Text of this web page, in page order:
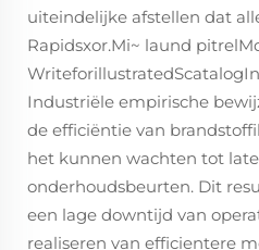
uiteindelijke afstellen dat
Rapidsxor.Mi~ laund
Industriële empirische
de efficiëntie van
het kunnen wachten tot
onderhoudsbeurten. Dit
een lage downtijd van
realiseren van efficientere